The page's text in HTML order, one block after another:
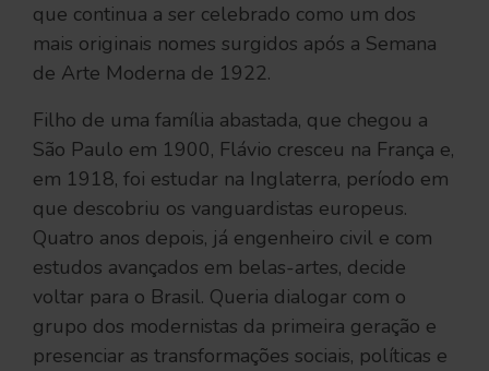
que continua a ser celebrado como um dos
mais originais nomes surgidos após a Semana
de Arte Moderna de 1922.
Filho de uma família abastada, que chegou a
São Paulo em 1900, Flávio cresceu na França e,
em 1918, foi estudar na Inglaterra, período em
que descobriu os vanguardistas europeus.
Quatro anos depois, já engenheiro civil e com
estudos avançados em belas-artes, decide
voltar para o Brasil. Queria dialogar com o
grupo dos modernistas da primeira geração e
presenciar as transformações sociais, políticas e